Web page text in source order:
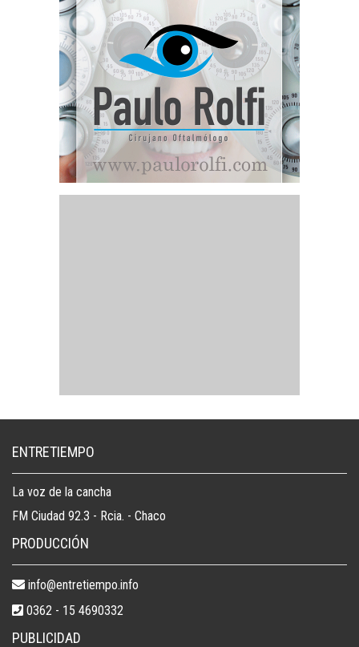
ENTRETIEMPO
La voz de la cancha
FM Ciudad 92.3 - Rcia. - Chaco
PRODUCCIÓN
info@entretiempo.info
0362 - 15 4690332
PUBLICIDAD